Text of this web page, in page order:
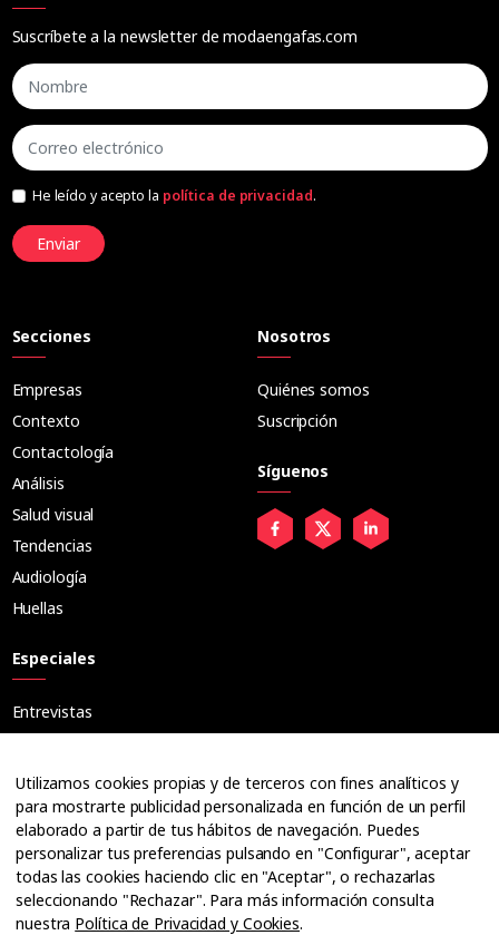
Suscríbete a la newsletter de modaengafas.com
He leído y acepto la política de privacidad.
Enviar
Secciones
Empresas
Contexto
Contactología
Análisis
Salud visual
Tendencias
Audiología
Huellas
Especiales
Entrevistas
Ópticos
Cuadernos
Guías
Dossier
Anuarios
Ofertas de empleo
Nosotros
Quiénes somos
Suscripción
Síguenos
Utilizamos cookies propias y de terceros con fines analíticos y
para mostrarte publicidad personalizada en función de un perfil
elaborado a partir de tus hábitos de navegación. Puedes
personalizar tus preferencias pulsando en "Configurar", aceptar
todas las cookies haciendo clic en "Aceptar", o rechazarlas
seleccionando "Rechazar". Para más información consulta
nuestra Política de Privacidad y Cookies.